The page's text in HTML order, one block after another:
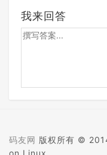
我来回答
码友网 版权所有 ©
on Linux